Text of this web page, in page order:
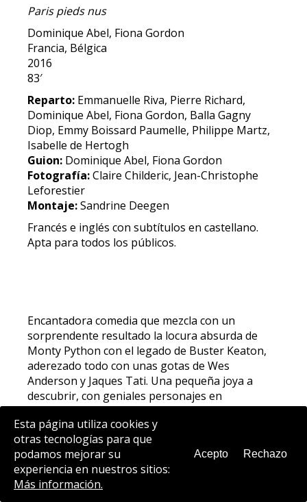
Paris pieds nus
Dominique Abel, Fiona Gordon
Francia, Bélgica
2016
83′
Reparto: Emmanuelle Riva, Pierre Richard,
Dominique Abel, Fiona Gordon, Balla Gagny
Diop, Emmy Boissard Paumelle, Philippe Martz,
Isabelle de Hertogh
Guion: Dominique Abel, Fiona Gordon
Fotografía:Claire Childeric, Jean-Christophe
Leforestier
Montaje:Sandrine Deegen
Francés e inglés con subtítulos en castellano.
Apta para todos los públicos.
Encantadora comedia que mezcla con un
sorprendente resultado la locura absurda de
Monty Python con el legado de Buster Keaton,
aderezado todo con unas gotas de Wes
Anderson y Jaques Tati. Una pequeña joya a
descubrir, con geniales personajes en
situaciones delirantes y tremendamente
divertidas, llevada a cabo por dos cómicos que
son toda una referencia en la industria gala.
Fiona, una bibliotecaria de Canadá, llega a París
para ayudar a su tía Martha, amenazada con ser
internada en una residencia de ancianos. Fiona
Esta página utiliza cookies y
otras tecnologías para que
podamos mejorar su
experiencia en nuestros sitios:
Más información.
Acepto Rechazo